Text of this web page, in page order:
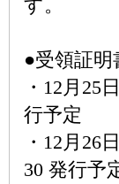
す。
●受領証
・12月25
行予定
・12月26
30 発行予